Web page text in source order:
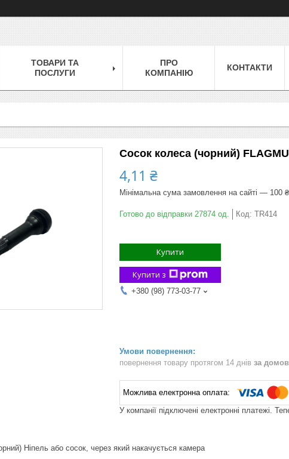
ТОВАРИ ТА
ПОСЛУГИ
ПРО
КОМПАНІЮ
КОНТАКТИ
Сосок колеса (чорний)
4,11 ₴
Мінімальна сума замовлення на сайті — 100 ₴
Готово до відправки 27874 од. Код: TR414
Купити
Купити з
+380 (98) 773-03-77
повернення товару протягом 14 днів за
У компанії підключені електронні платежі.
Ніпель або сосок, через який накачується камера